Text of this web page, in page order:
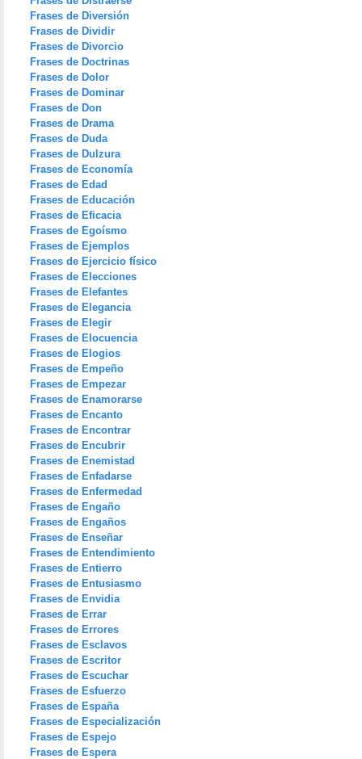
Frases de Diversión
Frases de Dividir
Frases de Divorcio
Frases de Doctrinas
Frases de Dolor
Frases de Dominar
Frases de Don
Frases de Drama
Frases de Duda
Frases de Dulzura
Frases de Economía
Frases de Edad
Frases de Educación
Frases de Eficacia
Frases de Egoísmo
Frases de Ejemplos
Frases de Ejercicio físico
Frases de Elecciones
Frases de Elefantes
Frases de Elegancia
Frases de Elegir
Frases de Elocuencia
Frases de Elogios
Frases de Empeño
Frases de Empezar
Frases de Enamorarse
Frases de Encanto
Frases de Encontrar
Frases de Encubrir
Frases de Enemistad
Frases de Enfadarse
Frases de Enfermedad
Frases de Engaño
Frases de Engaños
Frases de Enseñar
Frases de Entendimiento
Frases de Entierro
Frases de Entusiasmo
Frases de Envidia
Frases de Errar
Frases de Errores
Frases de Esclavos
Frases de Escritor
Frases de Escuchar
Frases de Esfuerzo
Frases de España
Frases de Especialización
Frases de Espejo
Frases de Espera